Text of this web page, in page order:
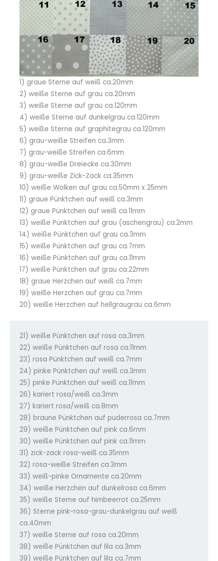
1) graue Sterne auf weiß ca.20mm
2) weiße Sterne auf grau ca.20mm
3) weiße Sterne auf grau ca.120mm
4) weiße Sterne auf dunkelgrau ca.120mm
5) weiße Sterne auf graphitegrau ca.120mm
6) grau-weiße Streifen ca.3mm
7) grau-weiße Streifen ca.6mm
8) grau-weiße Dreiecke ca.30mm
9) grau-weiße Zick-Zack ca.35mm
10) weiße Wolken auf grau ca.50mm x 25mm
11) graue Pünktchen auf weiß ca.3mm
12) graue Pünktchen auf weiß ca.11mm
13) weiße Pünktchen auf grau (aschengrau) ca.2mm
14) weiße Pünktchen auf grau ca.3mm
15) weiße Pünktchen auf grau ca.7mm
16) weiße Pünktchen auf grau ca.11mm
17) weiße Pünktchen auf grau ca.22mm
18) graue Herzchen auf weiß ca.7mm
19) weiße Herzchen auf grau ca.7mm
20) weiße Herzchen auf hellgraugrau ca.6mm
21) weiße Pünktchen auf rosa ca.3mm
22) weiße Pünktchen auf rosa ca.11mm
23) rosa Pünktchen auf weiß ca.7mm
24) pinke Pünktchen auf weiß ca.3mm
25) pinke Pünktchen auf weiß ca.11mm
26) kariert rosa/weiß ca.3mm
27) kariert rosa/weiß ca.8mm
28) braune Pünktchen auf puderrosa ca.7mm
29) weiße Pünktchen auf pink ca.6mm
30) weiße Pünktchen auf pink ca.11mm
31) zick-zack rosa-weiß ca.35mm
32) rosa-weiße Streifen ca.3mm
33) weiß-pinke Ornamente ca.20mm
34) weiße Herzchen auf dunkelrosa ca.6mm
35) weiße Sterne auf himbeerrot ca.25mm
36) Sterne pink-rosa-grau-dunkelgrau auf weiß
ca.40mm
37) weiße Sterne auf rosa ca.20mm
38) weiße Pünktchen auf lila ca.3mm
39) weiße Pünktchen auf lila ca.7mm